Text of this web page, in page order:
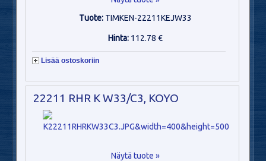
Tuote: TIMKEN-22211KEJW33
Hinta: 112.78 €
Lisää ostoskoriin
22211 RHR K W33/C3, KOYO
Näytä tuote »